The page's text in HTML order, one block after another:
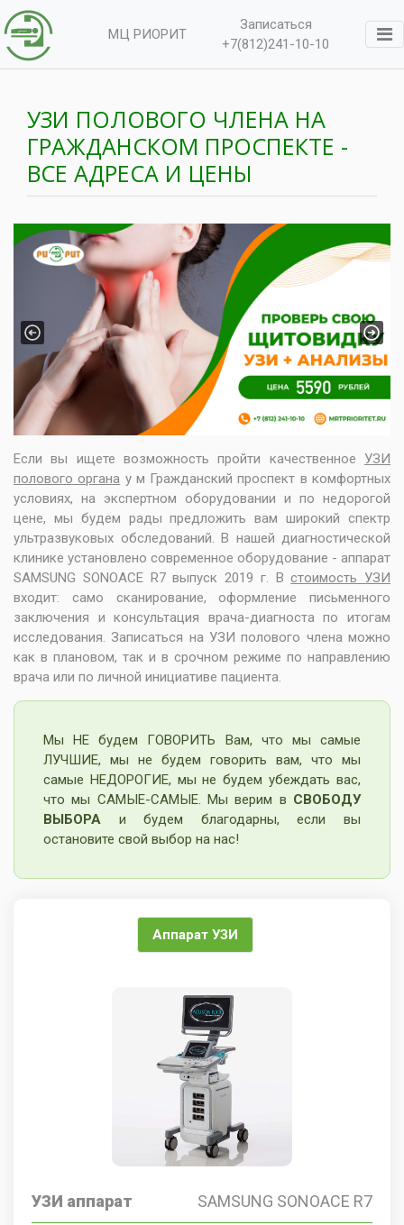
МЦ РИОРИТ
Записаться
+7(812)241-10-10
УЗИ ПОЛОВОГО ЧЛЕНА НА
ГРАЖДАНСКОМ ПРОСПЕКТЕ -
ВСЕ АДРЕСА И ЦЕНЫ
Previous Next
Если вы ищете возможность пройти качественное УЗИ
полового органа у м Гражданский проспект в комфортных
условиях, на экспертном оборудовании и по недорогой
цене, мы будем рады предложить вам широкий спектр
ультразвуковых обследований. В нашей диагностической
клинике установлено современное оборудование - аппарат
SAMSUNG SONOACE R7 выпуск 2019 г. Встоимость УЗИ
входит: само сканирование, оформление письменного
заключения и консультация врача-диагноста по итогам
исследования. Записаться на УЗИ полового члена можно
как в плановом, так и в срочном режиме по направлению
врача или по личной инициативе пациента.
Мы НЕ будем ГОВОРИТЬ Вам, что мы самые
ЛУЧШИЕ, мы не будем говорить вам, что мы
самые НЕДОРОГИЕ, мы не будем убеждать вас,
что мы САМЫЕ-САМЫЕ. Мы верим в СВОБОДУ
ВЫБОРА и будем благодарны, если вы
остановите свой выбор на нас!
Аппарат УЗИ
УЗИ аппарат SAMSUNG SONOACE R7